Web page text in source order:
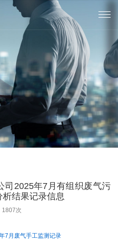

司2025年7月有组织废气污
结果记录信息
次
7月废气手工监测记录